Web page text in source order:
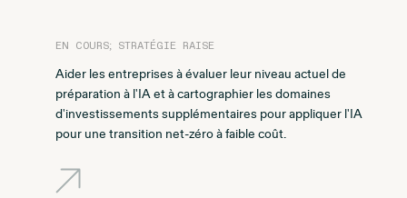
EN COURS; STRATÉGIE RAISE
Aider les entreprises à évaluer leur niveau actuel de
préparation à l'IA et à cartographier les domaines
d'investissements supplémentaires pour appliquer l'IA
pour une transition net-zéro à faible coût.